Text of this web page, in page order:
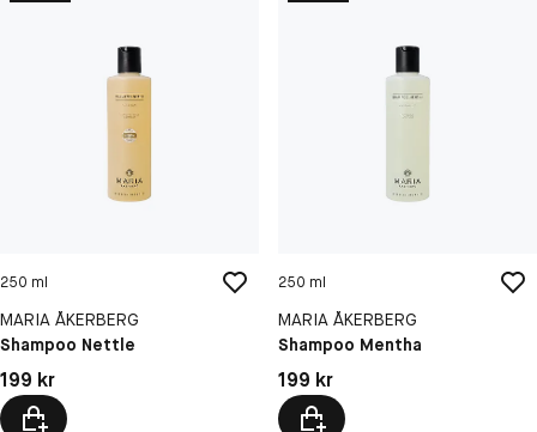
250 ml
MARIA ÅKERBERG
Shampoo Nettle
Pris: 199 kr
199 kr
250 ml
MARIA ÅKERBERG
Shampoo Mentha
Pris: 199 kr
199 kr